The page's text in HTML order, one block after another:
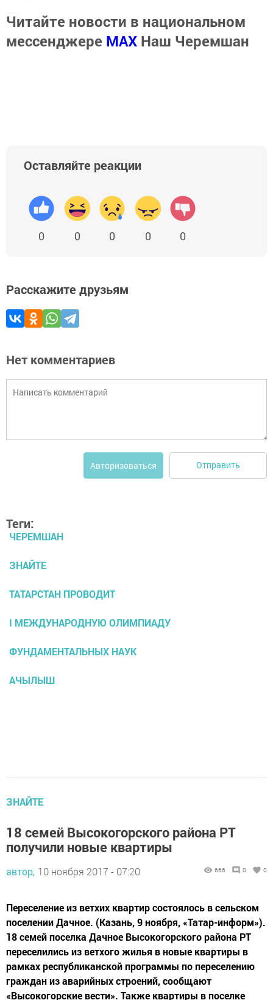
Читайте новости в национальном
мессенджере MАХ Наш Черемшан
Оставляйте реакции
0 0 0 0 0
Расскажите друзьям
Нет комментариев
Авторизоваться Отправить
Теги:
ЧЕРЕМШАН
ЗНАЙТЕ
ТАТАРСТАН ПРОВОДИТ
I МЕЖДУНАРОДНУЮ ОЛИМПИАДУ
ФУНДАМЕНТАЛЬНЫХ НАУК
АЧЫЛЫШ
ЗНАЙТЕ
18 семей Высокогорского района РТ
получили новые квартиры
автор, 10 ноября 2017 - 07:20 666 0 0
Переселение из ветхих квартир состоялось в сельском
поселении Дачное. (Казань, 9 ноября, «Татар-информ»).
18 семей поселка Дачное Высокогорского района РТ
переселились из ветхого жилья в новые квартиры в
рамках республиканской программы по переселению
граждан из аварийных строений, сообщают
«Высокогорские вести». Также квартиры в поселке